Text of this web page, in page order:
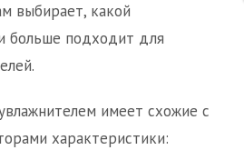
выбирает, какой
больше подходит для
имеет схожие с
характеристики: